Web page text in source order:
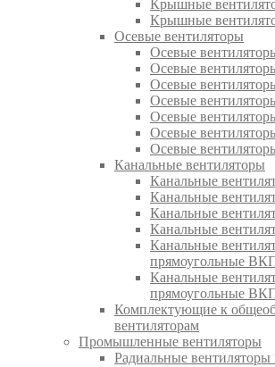
Крышные
Крышные
Осевые вентиляторы
Осевые
Осевые
Осевые
Осевые
Осевые
Осевые
Осевые
Канальные вентиляторы
Канальные
Канальные
Канальные
Канальные
Канальные
прямоугольные
Канальные
прямоугольные
Комплектующие к
вентиляторам
Промышленные вентиляторы
Радиальные вентиляторы